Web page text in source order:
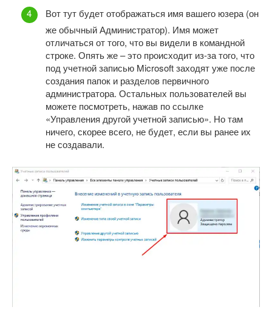
Вот тут будет отображаться имя вашего юзера (он
же обычный Администратор). Имя может
отличаться от того, что вы видели в командной
строке. Опять же – это происходит из-за того, что
под учетной записью Microsoft заходят уже после
создания папок и разделов первичного
администратора. Остальных пользователей вы
можете посмотреть, нажав по ссылке
«Управления другой учетной записью». Но там
ничего, скорее всего, не будет, если вы ранее их
не создавали.